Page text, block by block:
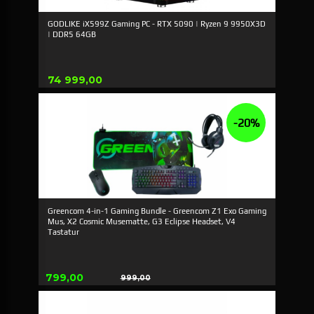
GODLIKE iX599Z Gaming PC - RTX 5090 | Ryzen 9 9950X3D
| DDR5 64GB
Pris
74 999,00
Greencom 4-in-1 Gaming Bundle - Greencom Z1 Exo Gaming
Mus, X2 Cosmic Musematte, G3 Eclipse Headset, V4
Tastatur
Tilbud
799,00 999,00
Rabatt
-20%